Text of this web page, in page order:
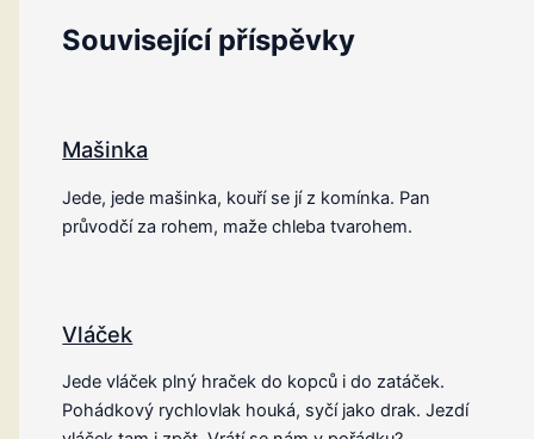
Související příspěvky
Mašinka
Jede, jede mašinka, kouří se jí z komínka. Pan
průvodčí za rohem, maže chleba tvarohem.
Vláček
Jede vláček plný hraček do kopců i do zatáček.
Pohádkový rychlovlak houká, syčí jako drak. Jezdí